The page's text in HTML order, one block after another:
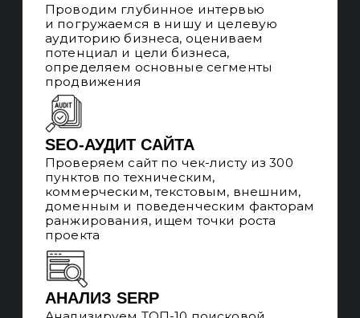
02. ВНУТРЕННЯЯ
ОПТИМИЗАЦИЯ